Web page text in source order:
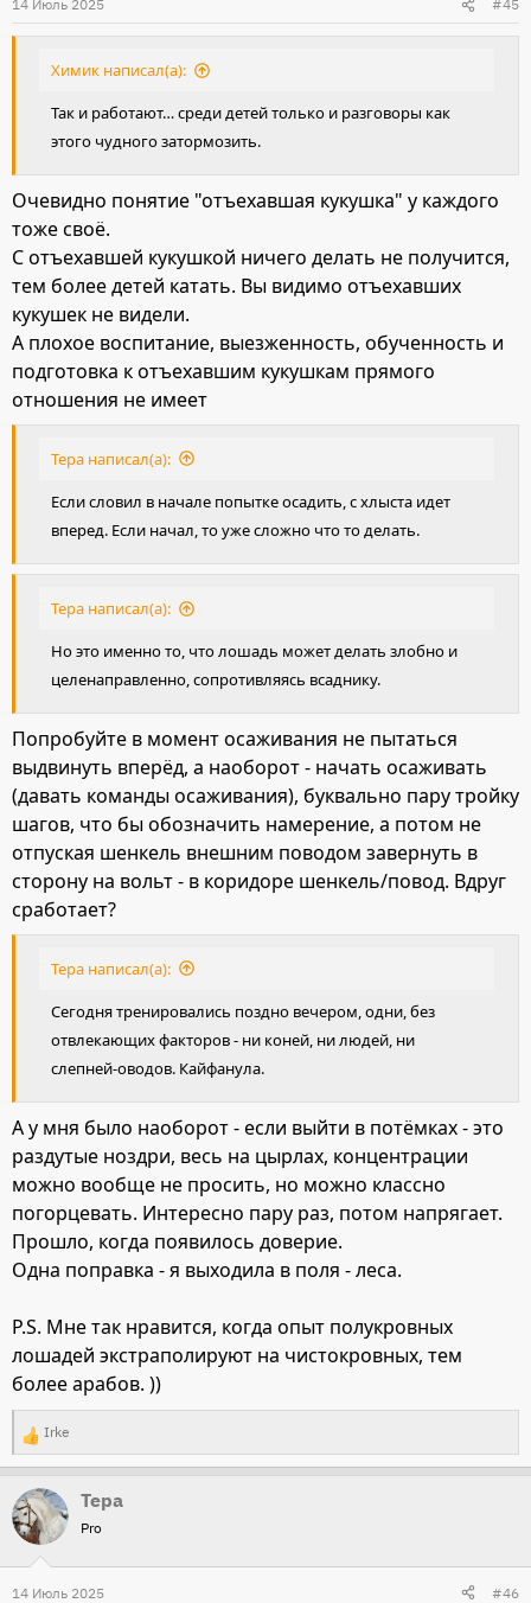
и
14 Июль 2025 #45
Химик написал(а):
Так и работают… среди детей только и разговоры как
этого чудного затормозить.
Очевидно понятие "отъехавшая кукушка" у каждого
тоже своё.
С отъехавшей кукушкой ничего делать не получится,
тем более детей катать. Вы видимо отъехавших
кукушек не видели.
А плохое воспитание, выезженность, обученность и
подготовка к отъехавшим кукушкам прямого
отношения не имеет
Тера написал(а):
Если словил в начале попытке осадить, с хлыста идет
вперед. Если начал, то уже сложно что то делать.
Тера написал(а):
Но это именно то, что лошадь может делать злобно и
целенаправленно, сопротивляясь всаднику.
Попробуйте в момент осаживания не пытаться
выдвинуть вперёд, а наоборот - начать осаживать
(давать команды осаживания), буквально пару тройку
шагов, что бы обозначить намерение, а потом не
отпуская шенкель внешним поводом завернуть в
сторону на вольт - в коридоре шенкель/повод. Вдруг
сработает?
Тера написал(а):
Сегодня тренировались поздно вечером, одни, без
отвлекающих факторов - ни коней, ни людей, ни
слепней-оводов. Кайфанула.
А у мня было наоборот - если выйти в потёмках - это
раздутые ноздри, весь на цырлах, концентрации
можно вообще не просить, но можно классно
погорцевать. Интересно пару раз, потом напрягает.
Прошло, когда появилось доверие.
Одна поправка - я выходила в поля - леса.
P.S. Мне так нравится, когда опыт полукровных
лошадей экстраполируют на чистокровных, тем
более арабов. ))
Р
е
а
к
и
Irke
Тера
Pro
14 Июль 2025 #46